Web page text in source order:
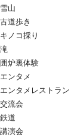
雪山
古道歩き
キノコ採り
滝
囲炉裏体験
エンタメ
エンタメレストラン
交流会
鉄道
講演会